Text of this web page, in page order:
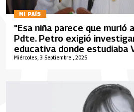
MI PAÍS
Miércoles, 3 Septiembre , 2025
"Esa niña parece que murió
Pdte. Petro exigió
educativa donde estudiaba